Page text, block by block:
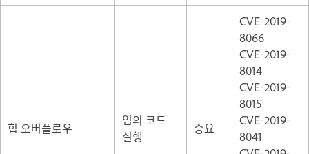
힙 오버플로우
임의 코드
실행
중요
CVE-2019-
8066
CVE-2019-
8014
CVE-2019-
8015
CVE-2019-
8041